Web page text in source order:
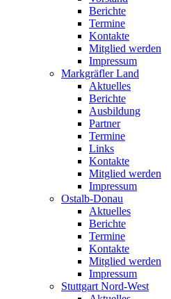
Berichte
Termine
Kontakte
Mitglied werden
Impressum
Markgräfler Land
Aktuelles
Berichte
Ausbildung
Partner
Termine
Links
Kontakte
Mitglied werden
Impressum
Ostalb-Donau
Aktuelles
Berichte
Termine
Kontakte
Mitglied werden
Impressum
Stuttgart Nord-West